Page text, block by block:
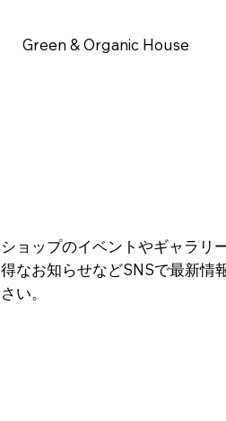
Green & Organic House
ショップのイベントやギャラリ
得なお知らせなどSNSで最新情
さい。